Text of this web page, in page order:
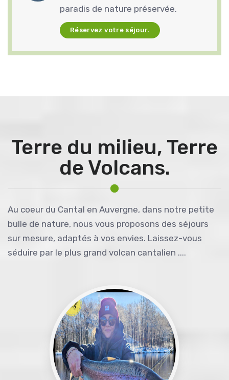
paradis de nature préservée.
Réservez votre séjour.
Terre du milieu, Terre
de Volcans.
Au coeur du Cantal en Auvergne, dans notre petite
bulle de nature, nous vous proposons des séjours
sur mesure, adaptés à vos envies. Laissez-vous
séduire par le plus grand volcan cantalien ....